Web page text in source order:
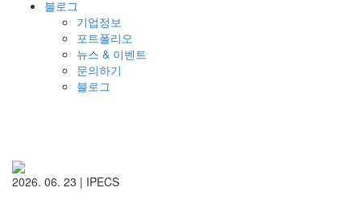
블로그
기업정보
포트폴리오
뉴스 & 이벤트
문의하기
블로그
2026. 06. 23 | IPECS